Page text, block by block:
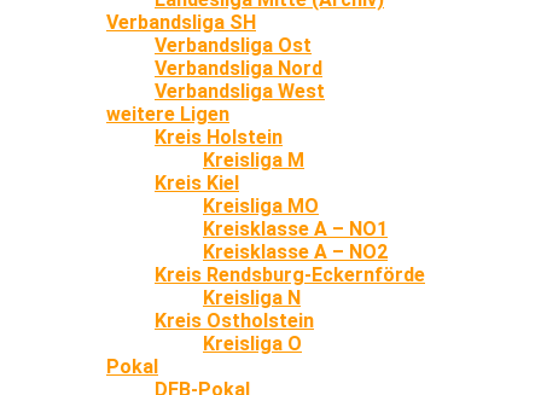
Verbandsliga SH
Verbandsliga Ost
Verbandsliga Nord
Verbandsliga West
weitere Ligen
Kreis Holstein
Kreisliga M
Kreis Kiel
Kreisliga MO
Kreisklasse A – NO1
Kreisklasse A – NO2
Kreis Rendsburg-Eckernförde
Kreisliga N
Kreis Ostholstein
Kreisliga O
Pokal
DFB-Pokal